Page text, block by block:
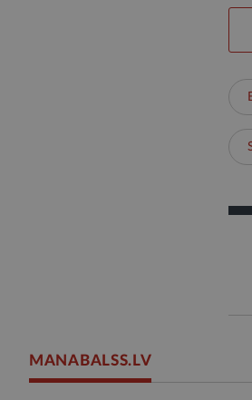
MANABALSS.LV